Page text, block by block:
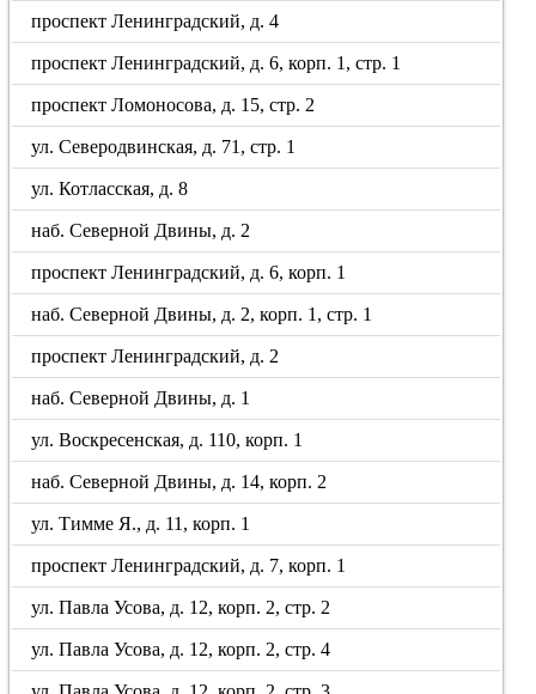
проспект Ленинградский, д. 4
проспект Ленинградский, д. 6, корп. 1, стр. 1
проспект Ломоносова, д. 15, стр. 2
ул. Северодвинская, д. 71, стр. 1
ул. Котласская, д. 8
наб. Северной Двины, д. 2
проспект Ленинградский, д. 6, корп. 1
наб. Северной Двины, д. 2, корп. 1, стр. 1
проспект Ленинградский, д. 2
наб. Северной Двины, д. 1
ул. Воскресенская, д. 110, корп. 1
наб. Северной Двины, д. 14, корп. 2
ул. Тимме Я., д. 11, корп. 1
проспект Ленинградский, д. 7, корп. 1
ул. Павла Усова, д. 12, корп. 2, стр. 2
ул. Павла Усова, д. 12, корп. 2, стр. 4